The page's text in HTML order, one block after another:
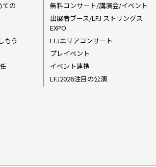
ての
もう
無料コンサート/講演会/イベント
出展者ブース/LFJ ストリングス
EXPO
LFJエリアコンサート
プレイベント
イベント連携
LFJ2026注目の公演